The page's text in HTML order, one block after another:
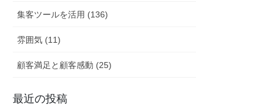
集客ツールを活用 (136)
雰囲気 (11)
顧客満足と顧客感動 (25)
最近の投稿